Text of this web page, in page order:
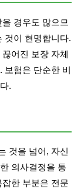
경우도 많으므
것이 현명합니다.
어진 보장 자체
보험은 단순한 비
.
것을 넘어, 자신
의사결정을 통
한 부분은 전문